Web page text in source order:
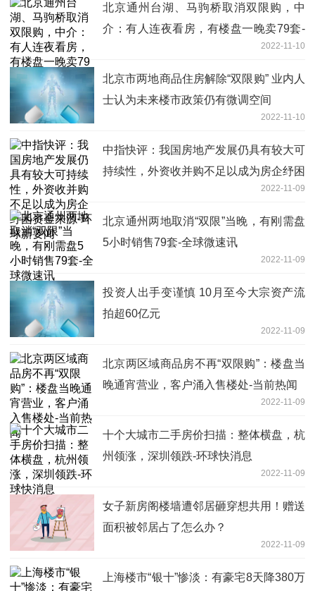
北京通州台湖、马驹桥取消双限购，中
介：有人连夜看房，有楼盘一晚卖79套-
2022-11-10
北京市两地商品住房解除“双限购” 业内人
士认为未来楼市政策仍有微调空间
2022-11-10
中指快评：我国房地产发展仍具有较大可
持续性，外资收并购不足以成为房企纾困
2022-11-09
北京通州两地取消“双限”当晚，有刚需盘
5小时销售79套-全球微速讯
2022-11-09
投资人出手变谨慎 10月至今大宗资产流
拍超60亿元
2022-11-09
北京两区域商品房不再“双限购”：楼盘当
晚通宵营业，客户涌入售楼处-当前热闻
2022-11-09
十个大城市二手房价扫描：整体横盘，杭
州领涨，深圳领跌-环球快消息
2022-11-09
女子新房阁楼墙遭邻居砸穿想共用！赠送
面积被邻居占了怎么办？
2022-11-09
上海楼市“银十”惨淡：有豪宅8天降380万